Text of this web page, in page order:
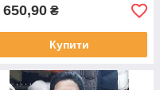
650,90 ₴
Купити